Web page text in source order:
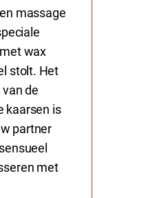
massage
wax
stolt. Het
de
kaarsen is
partner
met